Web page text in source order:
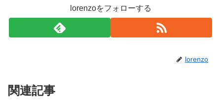
lorenzoをフォローする
lorenzo
関連記事